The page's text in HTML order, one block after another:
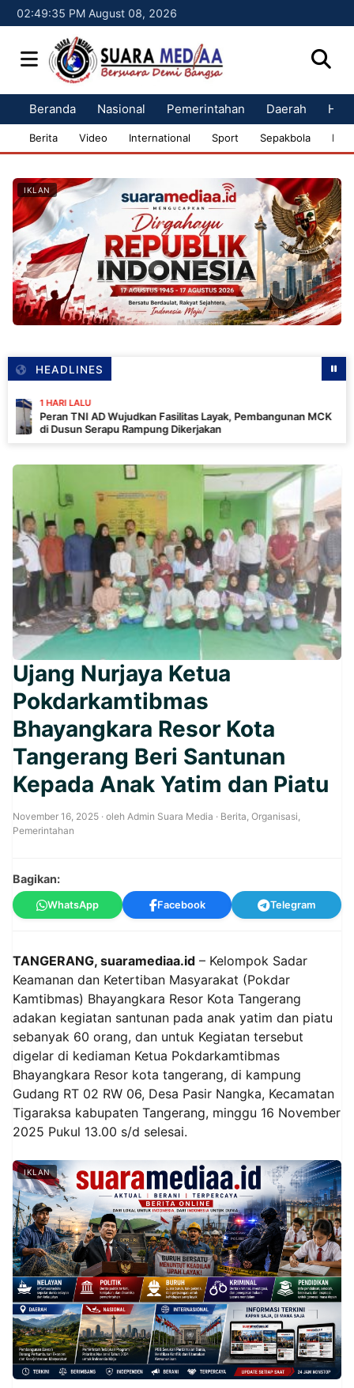
02:49:36 PM August 08, 2026
Beranda Nasional Pemerintahan Daerah
Berita Video International Sport Sepakbola
IKLAN
HEADLINES
LALU
TNI AD Wujudkan Fasilitas Layak, Pembangunan MCK
Serapu Rampung Dikerjakan
Ujang Nurjaya Ketua
Pokdarkamtibmas
Bhayangkara Resor Kota
Tangerang Beri Santunan
Kepada Anak Yatim dan Piatu
November 16, 2025 · oleh Admin Suara Media · Berita, Organisasi,
Pemerintahan
Bagikan:
WhatsApp Facebook Telegram
TANGERANG, suaramediaa.id – Kelompok Sadar
Keamanan dan Ketertiban Masyarakat (Pokdar
Kamtibmas) Bhayangkara Resor Kota Tangerang
adakan kegiatan santunan pada anak yatim dan piatu
sebanyak 60 orang, dan untuk Kegiatan tersebut
digelar di kediaman Ketua Pokdarkamtibmas
Bhayangkara Resor kota tangerang, di kampung
Gudang RT 02 RW 06, Desa Pasir Nangka, Kecamatan
Tigaraksa kabupaten Tangerang, minggu 16 November
2025 Pukul 13.00 s/d selesai.
IKLAN